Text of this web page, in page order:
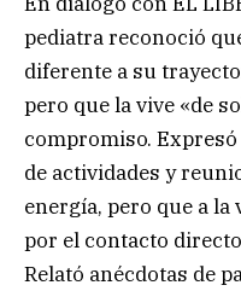
pediatra reconoció
diferente a su
pero que la vive «de
compromiso.
de actividades y
energía, pero que a
por el contacto
Relató anécdotas de